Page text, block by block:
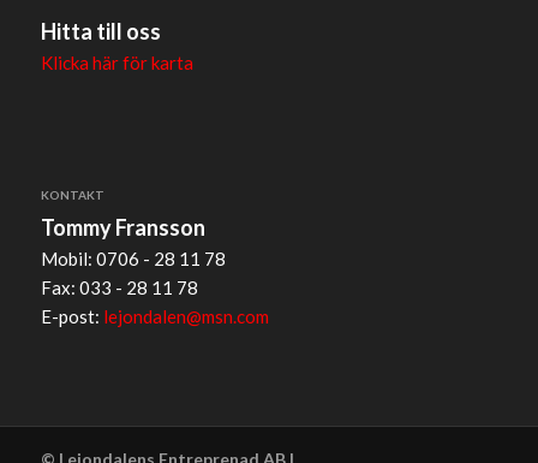
Hitta till oss
Klicka här för karta
KONTAKT
Tommy Fransson
Mobil: 0706 - 28 11 78
Fax: 033 - 28 11 78
E-post: lejondalen@msn.com
© Lejondalens Entreprenad AB |